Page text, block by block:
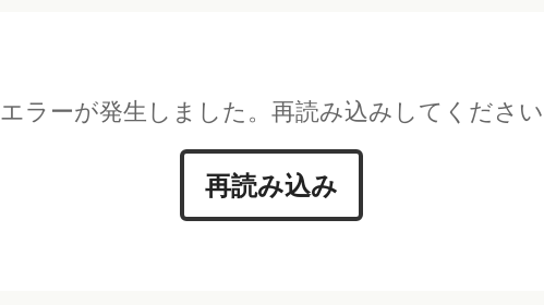
エラーが発生しました。再読み込みしてください
再読み込み